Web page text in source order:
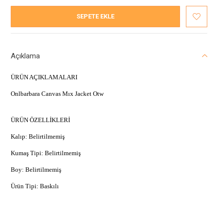
SEPETE EKLE
Açıklama
ÜRÜN AÇIKLAMALARI
Onlbarbara Canvas Mıx Jacket Otw
ÜRÜN ÖZELLİKLERİ
Kalıp: Belirtilmemiş
Kumaş Tipi: Belirtilmemiş
Boy: Belirtilmemiş
Ürün Tipi: Baskılı